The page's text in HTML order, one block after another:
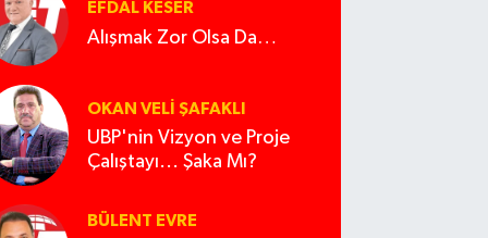
EFDAL KESER
Alışmak Zor Olsa Da…
OKAN VELI ŞAFAKLI
UBP'nin Vizyon ve Proje
Çalıştayı... Şaka Mı?
BÜLENT EVRE